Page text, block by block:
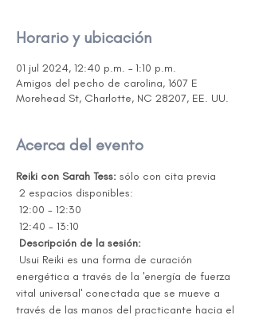
Horario y ubicación
01 jul 2024, 12:40 p.m. – 1:10 p.m.
Amigos del pecho de carolina, 1607 E
Morehead St, Charlotte, NC 28207, EE. UU.
Acerca del evento
Reiki con Sarah Tess: sólo con cita previa
2 espacios disponibles:
12:00 - 12:30
12:40 - 13:10
Descripción de la sesión:
energética a través de la 'energía de fuerza
vital universal' conectada que se mueve a
través de las manos del practicante hacia el